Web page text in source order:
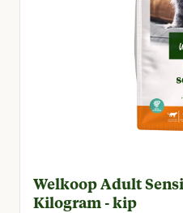
Welkoop Adult
Kilogram - kip